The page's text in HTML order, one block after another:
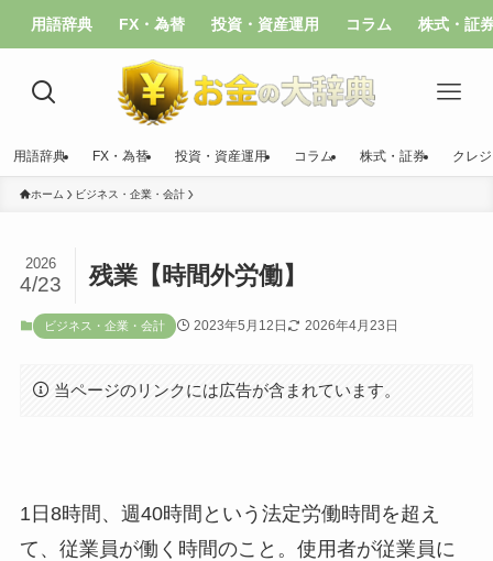
用語辞典 FX・為替 投資・資産運用 コラム 株式・証
用語辞典 FX・為替 投資・資産運用 コラム 株式・証券 クレ
ホーム ビジネス・企業・会計
残業【時間外労働】
2026
4/23
ビジネス・企業・会計 2023年5月12日 2026年4月23日
当ページのリンクには広告が含まれています。
1日8時間、週40時間という法定労働時間を超え
て、従業員が働く時間のこと。使用者が従業員に